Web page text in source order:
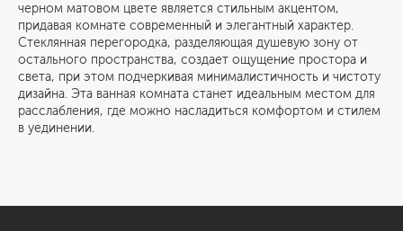
черном матовом цвете является стильным акцентом,
придавая комнате современный и элегантный характер.
Стеклянная перегородка, разделяющая душевую зону от
остального пространства, создает ощущение простора и
света, при этом подчеркивая минималистичность и чистоту
дизайна. Эта ванная комната станет идеальным местом для
расслабления, где можно насладиться комфортом и стилем
в уединении.